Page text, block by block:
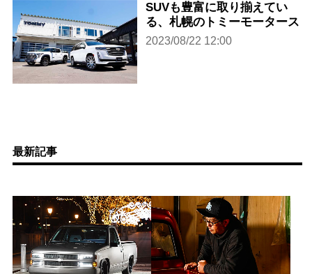
SUVも豊富に取り揃えてい
る、札幌のトミーモータース
2023/08/22 12:00
最新記事